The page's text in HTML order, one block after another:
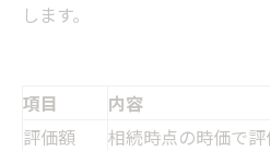
します。
項目
内容
評価額
相続時点の時価で評